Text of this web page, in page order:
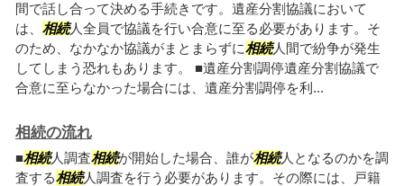
間で話し合って決める手続きです。遺産分割協議において
は、 相続人全員で協議を行い合意に至る必要があります。そ
のため、なかなか協議がまとまらずに相続人間で紛争が発生
してしまう恐れもあります。 ■遺産分割調停遺産分割協議で
合意に至らなかった場合には、遺産分割調停を利...
相続の流れ
■相続人調査相続が開始した場合、誰が相続人となるのかを調
査する相続人調査を行う必要があります。その際には、戸籍